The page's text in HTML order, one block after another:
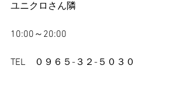
ユニクロさん隣
10:00～20:00
TEL　０９６５-３２-５０３０